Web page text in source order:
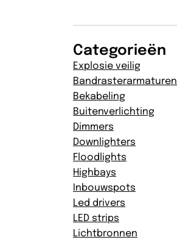
Categorieën
Explosie veilig
Bandrasterarmaturen
Bekabeling
Buitenverlichting
Dimmers
Downlighters
Floodlights
Highbays
Inbouwspots
Led drivers
LED strips
Lichtbronnen